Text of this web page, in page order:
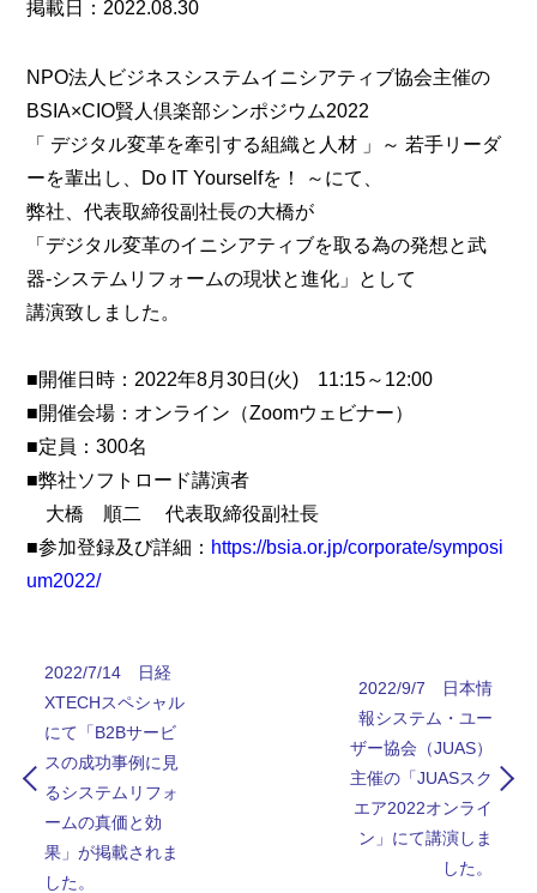
掲載日：2022.08.30
NPO法人ビジネスシステムイニシアティブ協会主催の
BSIA×CIO賢人倶楽部シンポジウム2022
「 デジタル変革を牽引する組織と人材 」～ 若手リーダ
ーを輩出し、Do IT Yourselfを！ ～にて、
弊社、代表取締役副社長の大橋が
「デジタル変革のイニシアティブを取る為の発想と武
器-システムリフォームの現状と進化」として
講演致しました。
■開催日時：2022年8月30日(火) 11:15～12:00
■開催会場：オンライン（Zoomウェビナー）
■定員：300名
■弊社ソフトロード講演者
大橋 順二 代表取締役副社長
■参加登録及び詳細： https://bsia.or.jp/corporate/symposi
um2022/
2022/7/14 日経
XTECHスペシャル
にて「B2Bサービ
スの成功事例に見
るシステムリフォ
ームの真価と効
果」が掲載されま
した。
2022/9/7 日本情
報システム・ユー
ザー協会（JUAS）
主催の「JUASスク
エア2022オンライ
ン」にて講演しま
した。